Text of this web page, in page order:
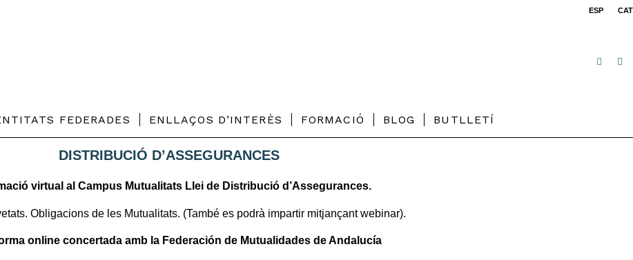
ESP CAT
FEDERADES ENLLAÇOS D’INTERÈS FORMACIÓ BLOG BUTLLETÍ
DISTRIBUCIÓ D’ASSEGURANCES
virtual al Campus Mutualitats Llei de Distribució d’Assegurances.
Obligacions de les Mutualitats. (També es podrà impartir mitjançant webinar).
online concertada amb la Federación de Mutualidades de Andalucía